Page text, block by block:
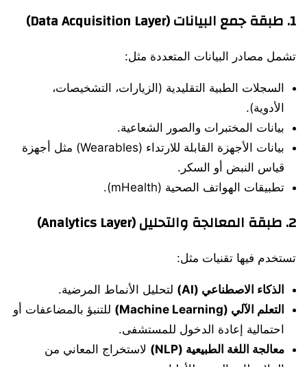
1. طبقة جمع البيانات (Data Acquisition Layer)
تشمل مصادر البيانات المتعددة مثل:
السجلات الطبية التقليدية (الزيارات، التشخيصات،
الأدوية).
بيانات المختبرات والصور الشعاعية.
بيانات الأجهزة القابلة للارتداء (Wearables) مثل أجهزة
قياس النبض أو السكر.
تطبيقات الهواتف الصحية (mHealth).
2. طبقة المعالجة والتحليل (Analytics Layer)
تستخدم فيها تقنيات مثل:
الذكاء الاصطناعي (AI)
لتحليل الأنماط المرضية.
التعلم الآلي (Machine Learning)
للتنبؤ بالمضاعفات أو
احتمالية إعادة الدخول للمستشفى.
معالجة اللغة الطبيعية (NLP)
لاستخراج المعاني من